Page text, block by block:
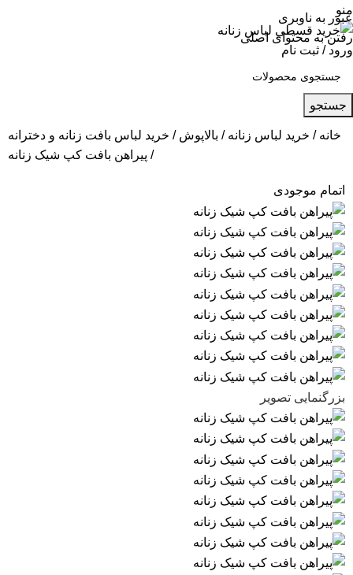
عبور به ناوبری
رفتن به محتوای اصلی
منو
ورود / ثبت نام
جستجو
خانه خرید لباس زنانه بالاپوش خرید لباس بافت زنانه و دخترانه
پیراهن بافت کپ شیک زنانه
اتمام موجودی
بزرگنمایی تصویر